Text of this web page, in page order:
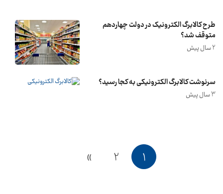
طرح کالابرگ الکترونیک در دولت چهاردهم
متوقف شد؟
2 سال پیش
سرنوشت کالابرگ الکترونیکی به کجا رسید؟
3 سال پیش
1
2
»